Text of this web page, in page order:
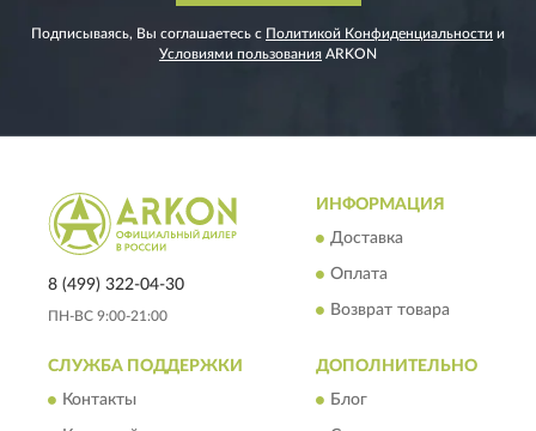
Подписываясь, Вы соглашаетесь с Политикой Конфиденциальности и
Условиями пользования ARKON
8 (499) 322-04-30
ПН-ВС 9:00-21:00
ИНФОРМАЦИЯ
Доставка
Оплата
Возврат товара
СЛУЖБА ПОДДЕРЖКИ
Контакты
ДОПОЛНИТЕЛЬНО
Блог